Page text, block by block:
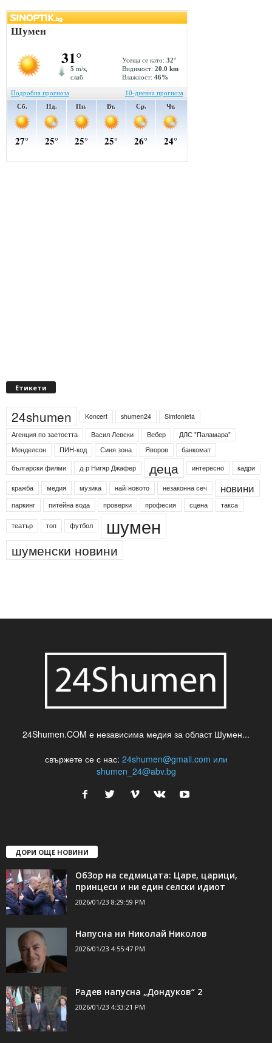
Етикети
24shumen Koncert shumen24
Simfonieta
Агенция по заетостта
Васил Левски Вебер
ДЛС "Паламара"
Менделсон
ПИН-код Синя зона Яворов
банкомат
български филми
д-р Нигяр Джафер деца интересно кадри
кражба медия музика най-новото незаконна сеч новини
паркинг питейна вода проверки професия сцена такса
театър топ футбол шумен
шуменски новини
24Shumen.COM е независима медия за област Шумен...
свържете се с нас: 24shumen@gmail.com или
shumen_24@abv.bg
ДОРИ ОЩЕ НОВИНИ
ОбЗор на седмицата: Царе, царици,
принцеси и ни един селски идиот
2026/01/23 8:29:59 PM
Напусна ни Николай Николов
2026/01/23 4:55:47 PM
Радев напусна „Дондуков“ 2
2026/01/23 4:33:21 PM